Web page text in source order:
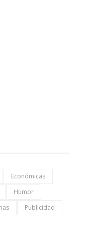
Económicas
Humor
Publicidad